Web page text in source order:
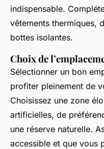
indispensable.
vêtements thermiques,
bottes isolantes.
Choix de
Sélectionner un bon
profiter pleinement de
Choisissez une zone
artificielles, de
une réserve naturelle.
accessible et que vous